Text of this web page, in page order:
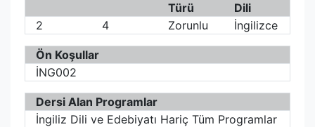
Türü
Dili
2
4 Zorunlu İngilizce
Ön Koşullar
İNG002
Dersi Alan Programlar
İngiliz Dili ve Edebiyatı Hariç Tüm Programlar